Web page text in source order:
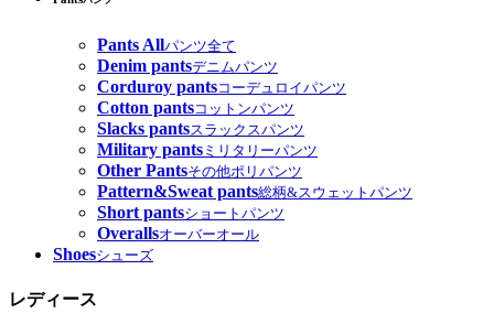
Pants Allパンツ全て
Denim pantsデニムパンツ
Corduroy pantsコーデュロイパンツ
Cotton pantsコットンパンツ
Slacks pantsスラックスパンツ
Military pants ミリタリーパンツ
Other Pantsその他ポリパンツ
Pattern&Sweat pants総柄&スウェットパンツ
Short pantsショートパンツ
Overallsオーバーオール
Shoesシューズ
レディース